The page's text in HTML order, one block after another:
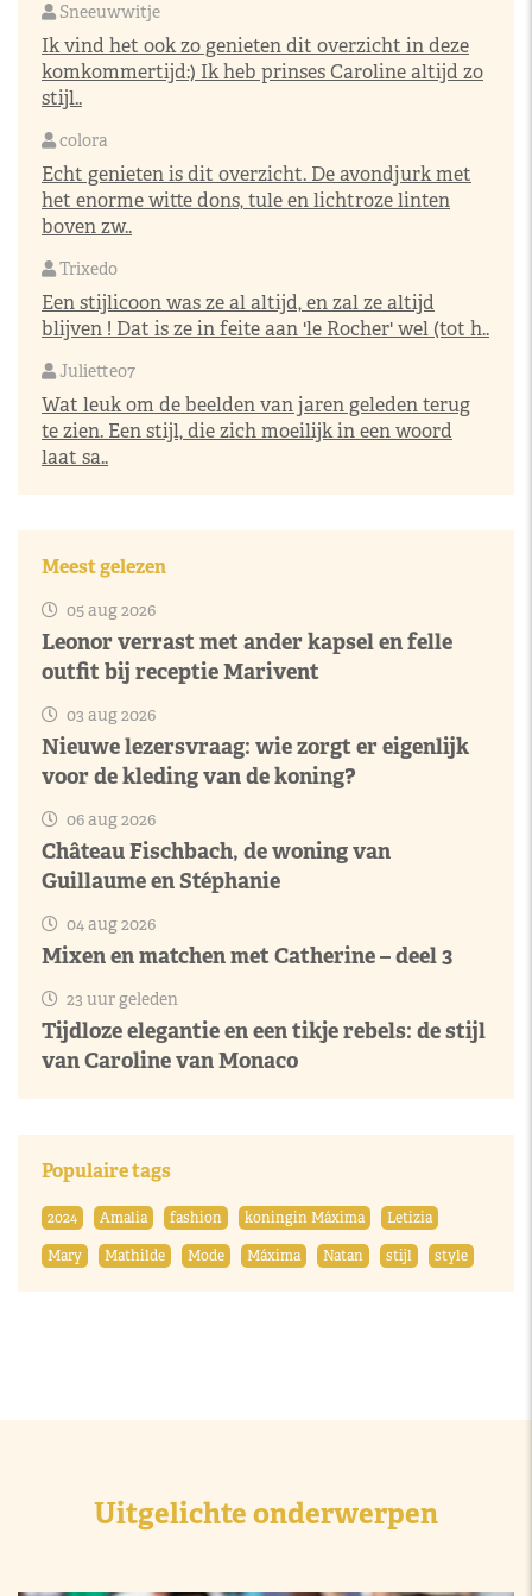
Sneeuwwitje
Ik vind het ook zo genieten dit overzicht in deze
komkommertijd:) Ik heb prinses Caroline altijd zo
stijl..
colora
Echt genieten is dit overzicht. De avondjurk met
het enorme witte dons, tule en lichtroze linten
boven zw..
Trixedo
Een stijlicoon was ze al altijd, en zal ze altijd
blijven ! Dat is ze in feite aan 'le Rocher' wel (tot h..
Juliette07
Wat leuk om de beelden van jaren geleden terug
te zien. Een stijl, die zich moeilijk in een woord
laat sa..
Meest gelezen
05 aug 2026
Leonor verrast met ander kapsel en felle
outfit bij receptie Marivent
03 aug 2026
Nieuwe lezersvraag: wie zorgt er eigenlijk
voor de kleding van de koning?
06 aug 2026
Château Fischbach, de woning van
Guillaume en Stéphanie
04 aug 2026
Mixen en matchen met Catherine – deel 3
23 uur geleden
Tijdloze elegantie en een tikje rebels: de stijl
van Caroline van Monaco
Populaire tags
2024 Amalia fashion koningin Máxima
Letizia
Mary
Mathilde Mode Máxima Natan stijl style
Uitgelichte onderwerpen